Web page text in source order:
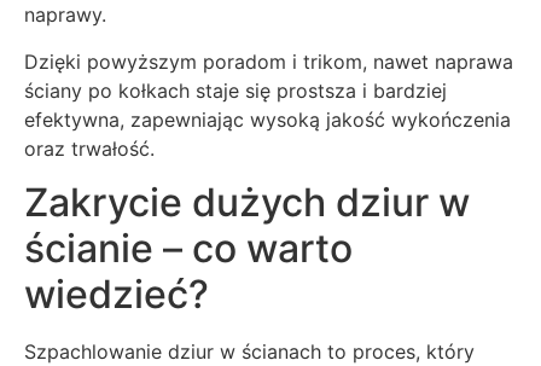
naprawy.
Dzięki powyższym poradom i trikom, nawet naprawa
ściany po kołkach staje się prostsza i bardziej
efektywna, zapewniając wysoką jakość wykończenia
oraz trwałość.
Zakrycie dużych dziur w
ścianie – co warto
wiedzieć?
Szpachlowanie dziur w ścianach to proces, który